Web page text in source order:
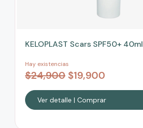
KELOPLAST Scars SPF50+ 40ml
Hay existencias
$24,900 $19,900
Ver detalle | Comprar